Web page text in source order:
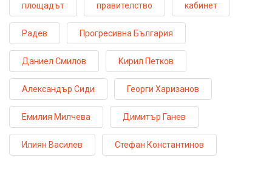
площадът правителство кабинет
Радев Прогресивна България
Даниел Смилов Кирил Петков
Александър Сиди Георги Харизанов
Емилия Милчева Димитър Ганев
Илиян Василев Стефан Константинов